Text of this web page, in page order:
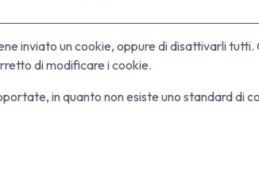
inviato un cookie, oppure di disattivarli
di modificare i cookie.
in quanto non esiste uno standard di